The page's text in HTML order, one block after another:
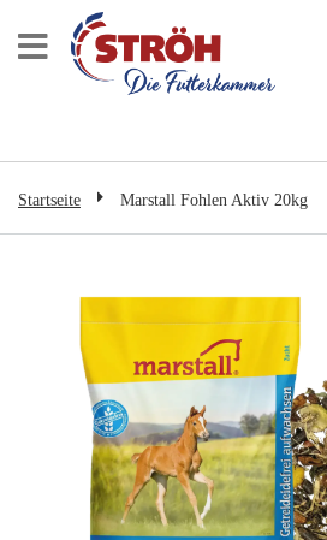
Inhalt
Startseite Marstall Fohlen Aktiv 20kg
Bildgalerie